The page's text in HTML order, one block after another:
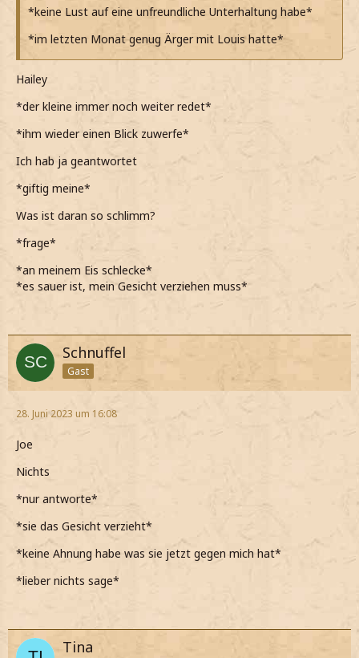
*keine Lust auf eine unfreundliche Unterhaltung habe*
*im letzten Monat genug Ärger mit Louis hatte*
Hailey
*der kleine immer noch weiter redet*
*ihm wieder einen Blick zuwerfe*
Ich hab ja geantwortet
*giftig meine*
Was ist daran so schlimm?
*frage*
*an meinem Eis schlecke*
*es sauer ist, mein Gesicht verziehen muss*
Schnuffel
Gast
28. Juni 2023 um 16:08
Joe
Nichts
*nur antworte*
*sie das Gesicht verzieht*
*keine Ahnung habe was sie jetzt gegen mich hat*
*lieber nichts sage*
Tina